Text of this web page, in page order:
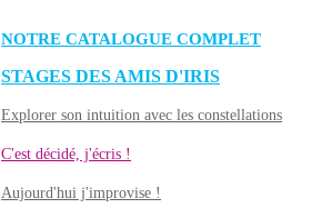
NOTRE CATALOGUE COMPLET
STAGES DES AMIS D'IRIS
Explorer son intuition avec les constellations
C'est décidé, j'écris !
Aujourd'hui j'improvise !